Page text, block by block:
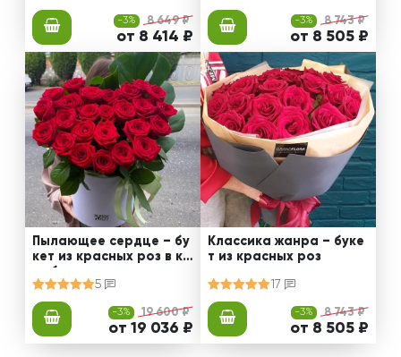
-3% 8 649 ₽
от 8 414 ₽
-3% 8 743 ₽
от 8 505 ₽
Пылающее сердце – бу
кет из красных роз в ко
робке
5
-3% 19 600 ₽
от 19 036 ₽
Классика жанра – буке
т из красных роз
17
-3% 8 743 ₽
от 8 505 ₽